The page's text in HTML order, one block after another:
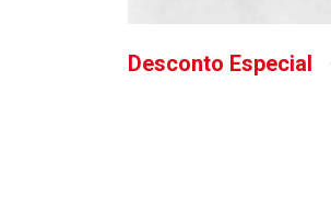
Desconto Especial